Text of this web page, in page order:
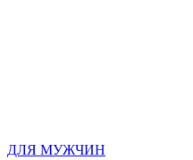
ДЛЯ МУЖЧИН